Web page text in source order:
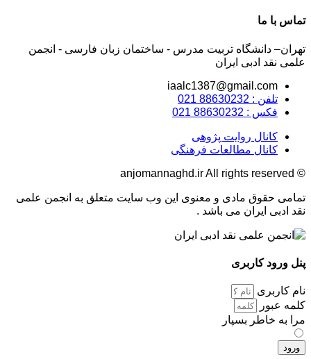
تماس با ما
تهران– دانشگاه تربیت مدرس - ساختمان زبان فارسی - انجمن
علمی نقد ادبی ایران
iaalc1387@gmail.com
تلفن : 88630232 021
فکس : 88630232 021
کانال روایت پژوهی
کانال مطالعات فرهنگی
© anjomannaghd.ir All rights reserved​
تمامی حقوق مادی و معنوی این وب سایت متعلق به انجمن علمی
نقد ادبی ایران می باشد . ​
پنل ورود کاربری
نام کاربری
کلمه عبور
مرا به خاطر بسپار
ورود